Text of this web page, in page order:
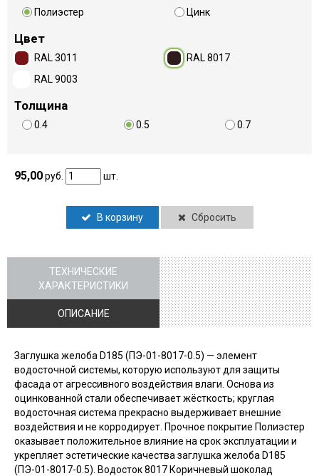
Полиэстер Цинк
Цвет
RAL 3011
RAL 8017
RAL 9003
Толщина
0.4 0.5 0.7
95,00руб. шт.
В корзину Сбросить
ТЕХНИЧЕСКИЕ
ХАРАКТЕРИСТИКИ
ОПИСАНИЕ
Заглушка желоба D185 (ПЭ-01-8017-0.5) — элемент
водосточной системы, которую используют для защиты
фасада от агрессивного воздействия влаги. Основа из
оцинкованной стали обеспечивает жёсткость; круглая
водосточная система прекрасно выдерживает внешние
воздействия и не корродирует. Прочное покрытие Полиэстер
оказывает положительное влияние на срок эксплуатации и
укрепляет эстетические качества заглушка желоба D185
(ПЭ-01-8017-0.5). Водосток 8017 Коричневый шоколад